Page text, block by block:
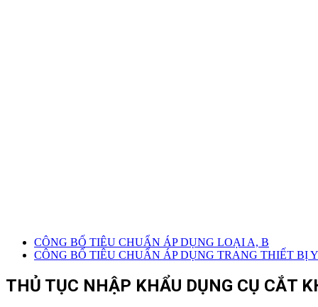
CÔNG BỐ TIÊU CHUẨN ÁP DỤNG LOẠI A, B
CÔNG BỐ TIÊU CHUẨN ÁP DỤNG TRANG THIẾT BỊ
THỦ TỤC NHẬP KHẨU DỤNG CỤ CẮT